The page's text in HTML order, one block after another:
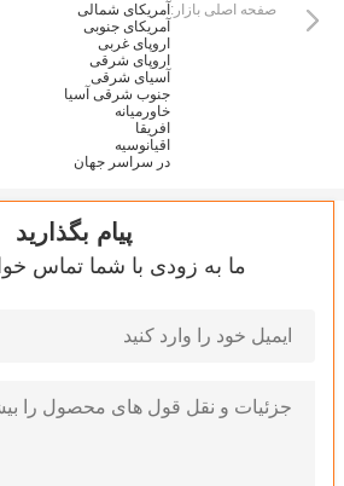
صفحه اصلی بازار: آمریکای شمالی
آمریکای جنوبی
اروپای غربی
اروپای شرقی
آسیای شرقی
جنوب شرقی آسیا
خاورمیانه
افریقا
اقیانوسیه
در سراسر جهان
پیام بگذارید
ما به زودی با شما تماس